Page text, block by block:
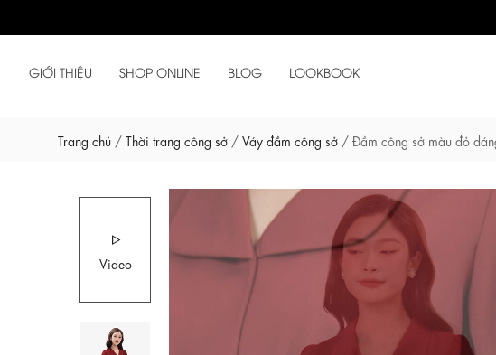
GIỚI THIỆU SHOP ONLINE BLOG LOOKBOOK
Trang chủ / Thời trang công sở / Váy đầm công sở / Đầm công sở màu đỏ
Video